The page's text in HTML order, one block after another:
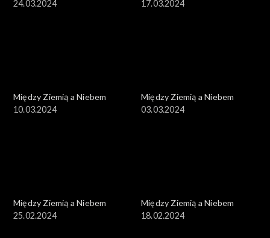
24.03.2024
17.03.2024
Między Ziemią a Niebem
10.03.2024
Między Ziemią a Niebem
03.03.2024
Między Ziemią a Niebem
25.02.2024
Między Ziemią a Niebem
18.02.2024